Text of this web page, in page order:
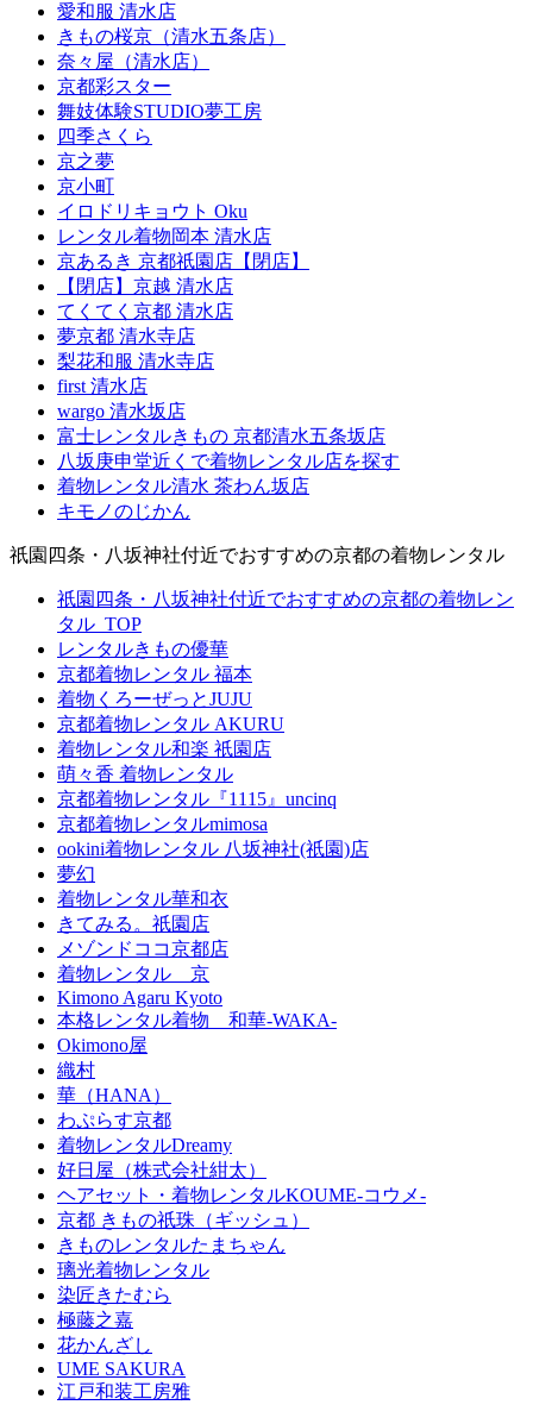
愛和服 清水店
きもの桜京（清水五条店）
奈々屋（清水店）
京都彩スター
舞妓体験STUDIO夢工房
四季さくら
京之夢
京小町
イロドリキョウト Oku
レンタル着物岡本 清水店
京あるき 京都祇園店【閉店】
【閉店】京越 清水店
てくてく京都 清水店
夢京都 清水寺店
梨花和服 清水寺店
first 清水店
wargo 清水坂店
富士レンタルきもの 京都清水五条坂店
八坂庚申堂近くで着物レンタル店を探す
着物レンタル清水 茶わん坂店
キモノのじかん
祇園四条・八坂神社付近でおすすめの京都の着物レンタル
祇園四条・八坂神社付近でおすすめの京都の着物レン
タル_TOP
レンタルきもの優華
京都着物レンタル 福本
着物くろーぜっとJUJU
京都着物レンタル AKURU
着物レンタル和楽 祇園店
萌々香 着物レンタル
京都着物レンタル『1115』uncinq
京都着物レンタルmimosa
ookini着物レンタル 八坂神社(祇園)店
夢幻
着物レンタル華和衣
きてみる。祇園店
メゾンドココ京都店
着物レンタル 京
Kimono Agaru Kyoto
本格レンタル着物 和華-WAKA-
Okimono屋
織村
華（HANA）
わぷらす京都
着物レンタルDreamy
好日屋（株式会社紺太）
ヘアセット・着物レンタルKOUME-コウメ-
京都 きもの祇珠（ギッシュ）
きものレンタルたまちゃん
璃光着物レンタル
染匠きたむら
極藤之嘉
花かんざし
UME SAKURA
江戸和装工房雅